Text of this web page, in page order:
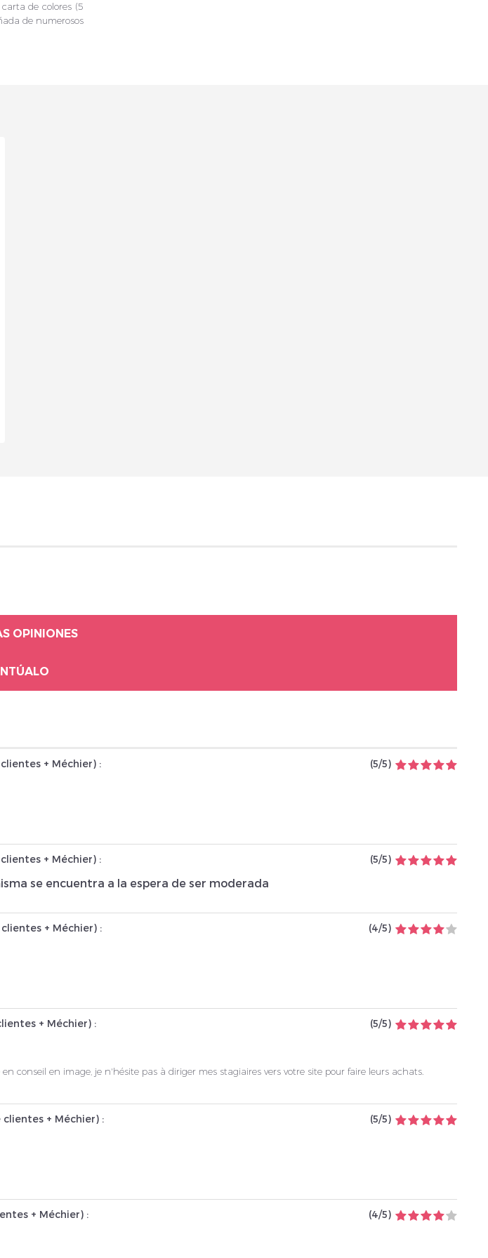
de colores (5
de numerosos
OPINIONES
+ Méchier) : (5/5)
+ Méchier) : (5/5)
se encuentra a la espera de ser moderada
+ Méchier) : (4/5)
+ Méchier) : (5/5)
conseil en image, je n'hésite pas à diriger mes stagiaires vers votre site pour faire leurs achats.
+ Méchier) : (5/5)
+ Méchier) : (4/5)